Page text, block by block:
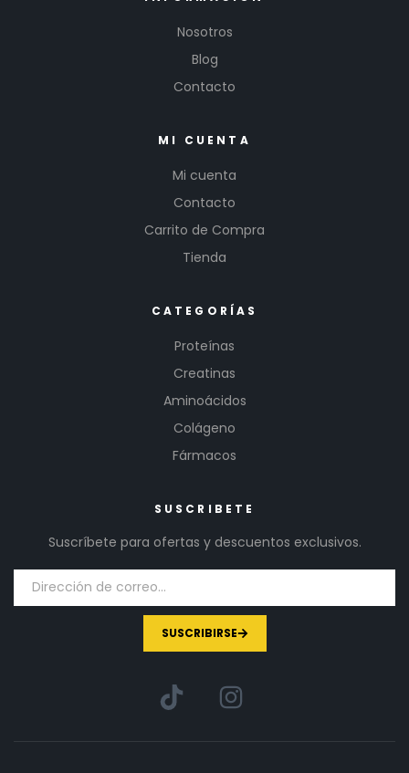
Nosotros
Blog
Contacto
MI CUENTA
Mi cuenta
Contacto
Carrito de Compra
Tienda
CATEGORÍAS
Proteínas
Creatinas
Aminoácidos
Colágeno
Fármacos
SUSCRIBETE
Suscríbete para ofertas y descuentos exclusivos.
SUSCRIBIRSE